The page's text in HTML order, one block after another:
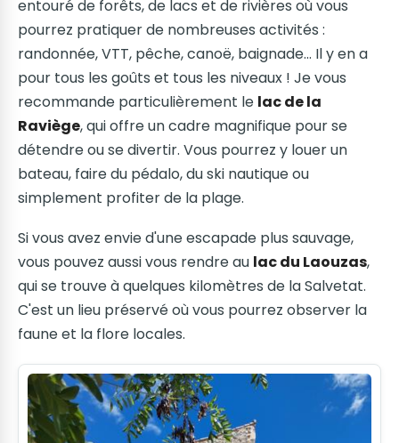
entouré de forêts, de lacs et de rivières où vous
pourrez pratiquer de nombreuses activités :
randonnée, VTT, pêche, canoë, baignade... Il y en a
pour tous les goûts et tous les niveaux ! Je vous
recommande particulièrement le lac de la
Raviège, qui offre un cadre magnifique pour se
détendre ou se divertir. Vous pourrez y louer un
bateau, faire du pédalo, du ski nautique ou
simplement profiter de la plage.
Si vous avez envie d'une escapade plus sauvage,
vous pouvez aussi vous rendre au lac du Laouzas,
qui se trouve à quelques kilomètres de la Salvetat.
C'est un lieu préservé où vous pourrez observer la
faune et la flore locales.